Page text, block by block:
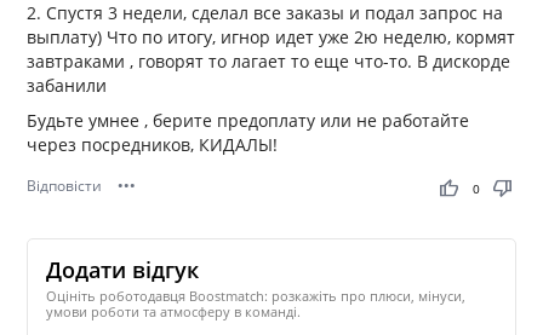
2. Спустя 3 недели, сделал все заказы и подал запрос на
выплату) Что по итогу, игнор идет уже 2ю неделю, кормят
завтраками , говорят то лагает то еще что-то. В дискорде
забанили
Будьте умнее , берите предоплату или не работайте
через посредников, КИДАЛЫ!
Відповісти ••• thumb_up thumb_down
0
Додати відгук
Оцініть роботодавця Boostmatch: розкажіть про плюси, мінуси,
умови роботи та атмосферу в команді.